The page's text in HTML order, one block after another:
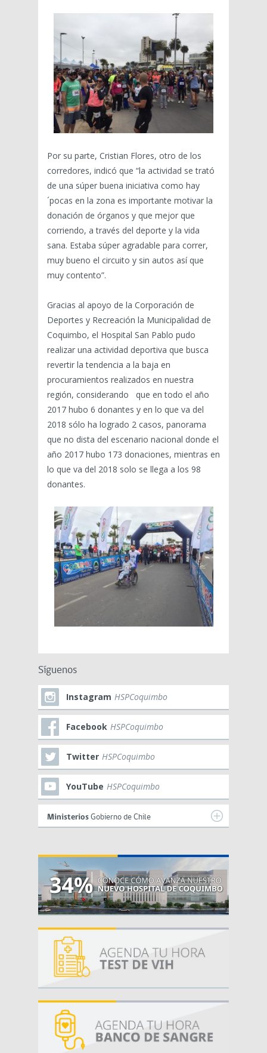
Por su parte, Cristian Flores, otro de los
corredores, indicó que “la actividad se trató
de una súper buena iniciativa como hay
´pocas en la zona es importante motivar la
donación de órganos y que mejor que
corriendo, a través del deporte y la vida
sana. Estaba súper agradable para correr,
muy bueno el circuito y sin autos así que
muy contento”.
Gracias al apoyo de la Corporación de
Deportes y Recreación la Municipalidad de
Coquimbo, el Hospital San Pablo pudo
realizar una actividad deportiva que busca
revertir la tendencia a la baja en
procuramientos realizados en nuestra
región, considerando que en todo el año
2017 hubo 6 donantes y en lo que va del
2018 sólo ha logrado 2 casos, panorama
que no dista del escenario nacional donde el
año 2017 hubo 173 donaciones, mientras en
lo que va del 2018 solo se llega a los 98
donantes.
Síguenos
Instagram HSPCoquimbo
Facebook HSPCoquimbo
Twitter HSPCoquimbo
YouTube HSPCoquimbo
Ministerios Gobierno de Chile